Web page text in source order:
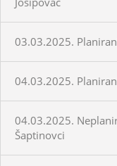
03.03.2025.
04.03.2025.
04.03.2025.
Šaptinovci